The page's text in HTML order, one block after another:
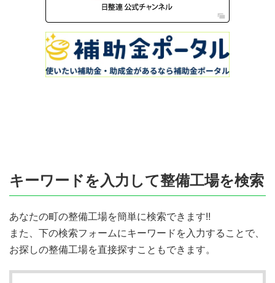
キーワードを入力して整備工場を検索
あなたの町の整備工場を簡単に検索できます!!
また、下の検索フォームにキーワードを入力することで、
お探しの整備工場を直接探すこともできます。